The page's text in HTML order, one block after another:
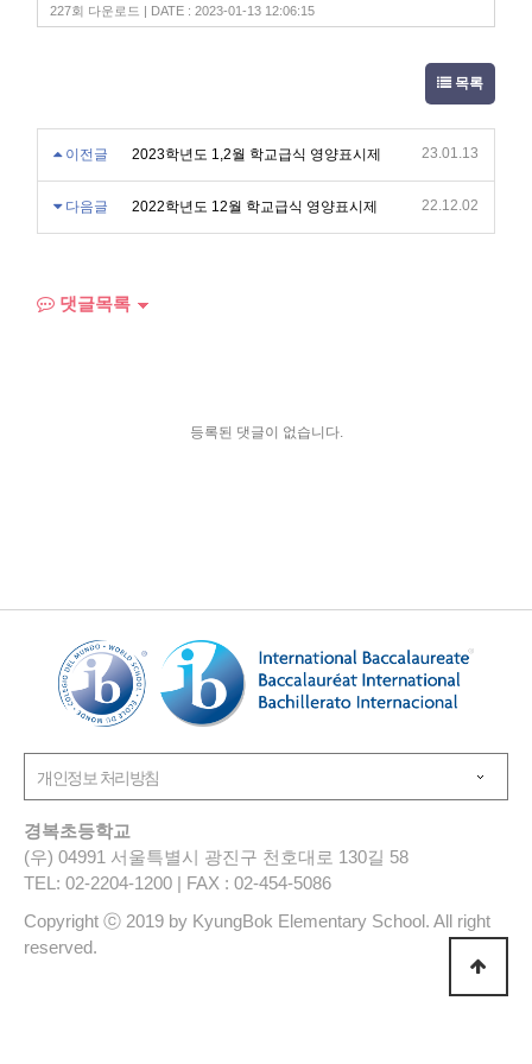
227회 다운로드 | DATE : 2023-01-13 12:06:15
목록
이전글 2023학년도 1,2월 학교급식 영양표시제 23.01.13
다음글 2022학년도 12월 학교급식 영양표시제 22.12.02
댓글목록
등록된 댓글이 없습니다.
경복초등학교
(우) 04991 서울특별시 광진구 천호대로 130길 58
TEL: 02-2204-1200 | FAX : 02-454-5086
Copyright ⓒ 2019 by KyungBok Elementary School. All right
reserved.